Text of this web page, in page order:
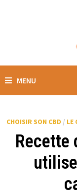
MENU
CHOISIR SON CBD / LE
Recette